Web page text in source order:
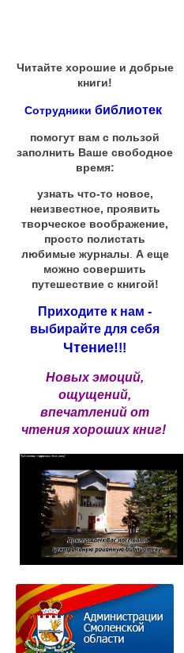
Читайте хорошие и добрые
книги!
Сотрудники библиотек
помогут вам с пользой
заполнить Ваше свободное
время:
узнать что-то новое,
неизвестное, проявить
творческое воображение,
просто полистать
любимые журналы А еще
можно совершить
путешествие с книгой!
Приходите к нам -
выбирайте для себя
Чтение!!!
Новых эмоций,
ощущений,
впечатлений от
чтения хороших книг!